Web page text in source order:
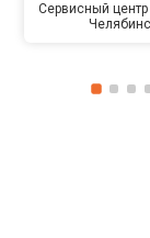
Сервисный центр